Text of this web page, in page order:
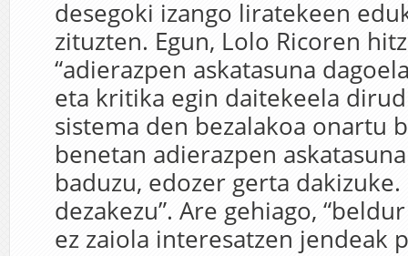
desegoki izango liratekeen
zituzten. Egun, Lolo Ricoren
“adierazpen askatasuna
eta kritika egin daitekeela
sistema den bezalakoa onartu
benetan adierazpen
baduzu, edozer gerta
dezakezu”. Are gehiago,
ez zaiola interesatzen jendeak